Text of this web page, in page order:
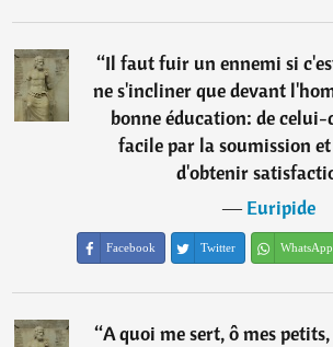
“Il faut fuir un ennemi si
ne s'incliner que devant
bonne éducation: de
facile par la soumission
d'obtenir
―Euripide
Facebook Twitter WhatsApp
“A quoi me sert, ô mes